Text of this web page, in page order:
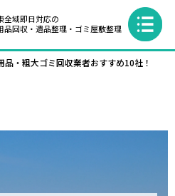
全域即日対応の
品回収・遺品整理・ゴミ屋敷整理
・粗大ゴミ回収業者おすすめ10社！